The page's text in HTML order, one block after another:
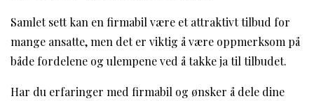
Samlet sett kan en firmabil være et attraktivt tilbud for
mange ansatte, men det er viktig å være oppmerksom på
både fordelene og ulempene ved å takke ja til tilbudet.
Har du erfaringer med firmabil og ønsker å dele dine